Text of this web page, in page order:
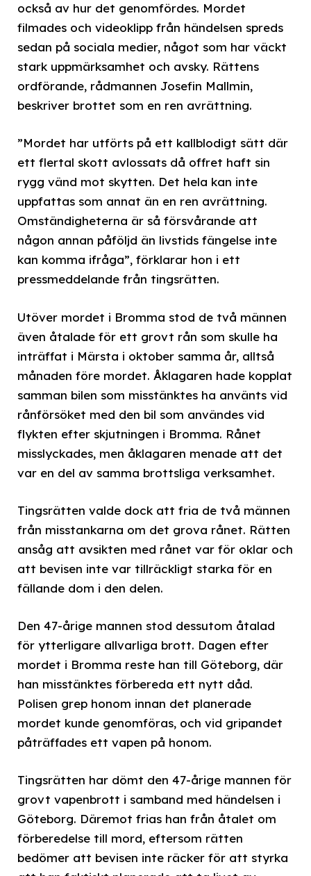
också av hur det genomfördes. Mordet
filmades och videoklipp från händelsen spreds
sedan på sociala medier, något som har väckt
stark uppmärksamhet och avsky. Rättens
ordförande, rådmannen Josefin Mallmin,
beskriver brottet som en ren avrättning.
”Mordet har utförts på ett kallblodigt sätt där
ett flertal skott avlossats då offret haft sin
rygg vänd mot skytten. Det hela kan inte
uppfattas som annat än en ren avrättning.
Omständigheterna är så försvårande att
någon annan påföljd än livstids fängelse inte
kan komma ifråga”, förklarar hon i ett
pressmeddelande från tingsrätten.
Utöver mordet i Bromma stod de två männen
även åtalade för ett grovt rån som skulle ha
inträffat i Märsta i oktober samma år, alltså
månaden före mordet. Åklagaren hade kopplat
samman bilen som misstänktes ha använts vid
rånförsöket med den bil som användes vid
flykten efter skjutningen i Bromma. Rånet
misslyckades, men åklagaren menade att det
var en del av samma brottsliga verksamhet.
Tingsrätten valde dock att fria de två männen
från misstankarna om det grova rånet. Rätten
ansåg att avsikten med rånet var för oklar och
att bevisen inte var tillräckligt starka för en
fällande dom i den delen.
Den 47-årige mannen stod dessutom åtalad
för ytterligare allvarliga brott. Dagen efter
mordet i Bromma reste han till Göteborg, där
han misstänktes förbereda ett nytt dåd.
Polisen grep honom innan det planerade
mordet kunde genomföras, och vid gripandet
påträffades ett vapen på honom.
Tingsrätten har dömt den 47-årige mannen för
grovt vapenbrott i samband med händelsen i
Göteborg. Däremot frias han från åtalet om
förberedelse till mord, eftersom rätten
bedömer att bevisen inte räcker för att styrka